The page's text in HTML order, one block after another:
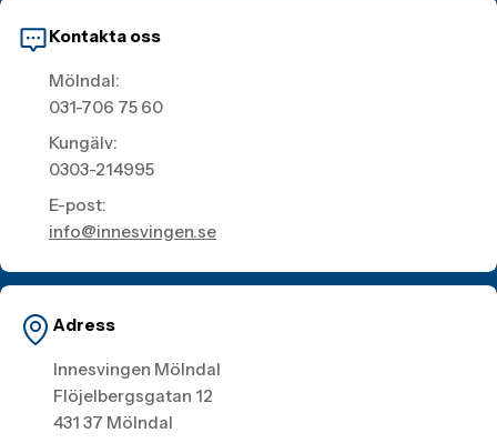
Kontakta oss
Mölndal:
031-706 75 60
Kungälv:
0303-214995
E-post:
info@innesvingen.se
Adress
Innesvingen Mölndal
Flöjelbergsgatan 12
431 37 Mölndal